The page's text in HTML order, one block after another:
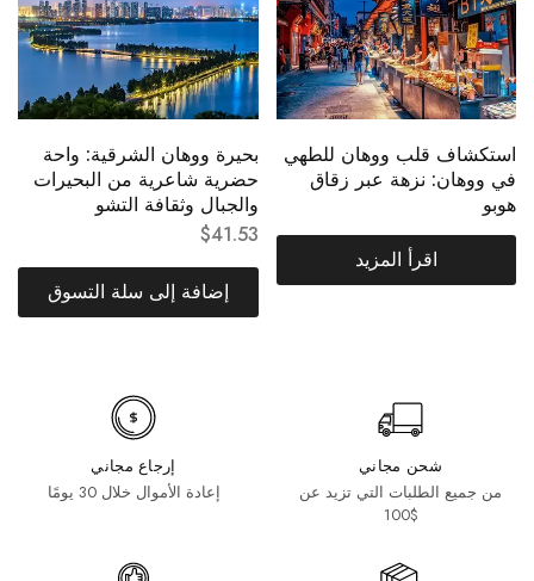
استكشاف قلب ووهان للطهي
في ووهان: نزهة عبر زقاق
هوبو
اقرأ المزيد
بحيرة ووهان الشرقية: واحة
حضرية شاعرية من البحيرات
والجبال وثقافة التشو
$41.53
إضافة إلى سلة التسوق
شحن مجاني
من جميع الطلبات التي تزيد عن
$100
إرجاع مجاني
إعادة الأموال خلال 30 يومًا